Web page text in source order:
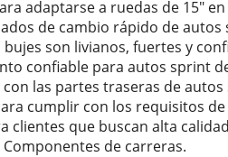
adaptarse a ruedas de 15"
de cambio rápido de autos
bujes son livianos, fuertes y
confiable para autos sprint
las partes traseras de
cumplir con los requisitos
clientes que buscan alta
Componentes de carreras.